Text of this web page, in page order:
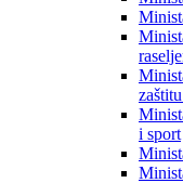
Ministarstva